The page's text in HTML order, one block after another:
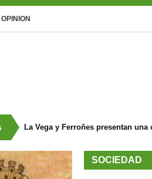
OPINION
La Vega y Ferroñes presentan
SOCIEDAD